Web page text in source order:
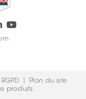
RGPD |
Plan du site
produits